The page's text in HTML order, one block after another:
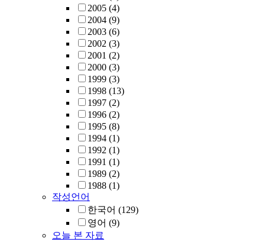
2005 (4)
2004 (9)
2003 (6)
2002 (3)
2001 (2)
2000 (3)
1999 (3)
1998 (13)
1997 (2)
1996 (2)
1995 (8)
1994 (1)
1992 (1)
1991 (1)
1989 (2)
1988 (1)
작성언어
한국어 (129)
영어 (9)
오늘 본 자료